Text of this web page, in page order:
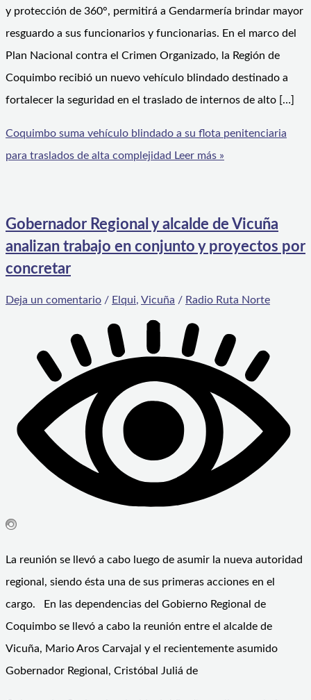
y protección de 360°, permitirá a Gendarmería brindar mayor
resguardo a sus funcionarios y funcionarias. En el marco del
Plan Nacional contra el Crimen Organizado, la Región de
Coquimbo recibió un nuevo vehículo blindado destinado a
fortalecer la seguridad en el traslado de internos de alto […]
Coquimbo suma vehículo blindado a su flota penitenciaria
para traslados de alta complejidad Leer más »
Gobernador Regional y alcalde de Vicuña
analizan trabajo en conjunto y proyectos por
concretar
Deja un comentario / Elqui, Vicuña / Radio Ruta Norte
La reunión se llevó a cabo luego de asumir la nueva autoridad
regional, siendo ésta una de sus primeras acciones en el
cargo. En las dependencias del Gobierno Regional de
Coquimbo se llevó a cabo la reunión entre el alcalde de
Vicuña, Mario Aros Carvajal y el recientemente asumido
Gobernador Regional, Cristóbal Juliá de